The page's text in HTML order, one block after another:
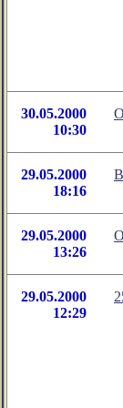
30.05.2000
10:30
29.05.2000
18:16
29.05.2000
13:26
29.05.2000
12:29